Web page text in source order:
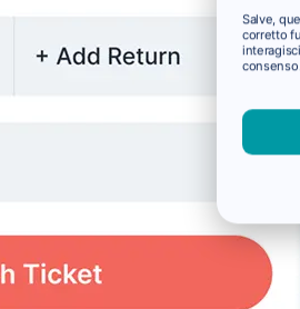
Salve,
corretto
consenso.